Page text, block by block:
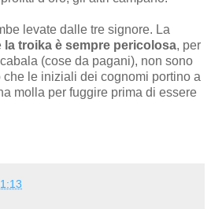
levate dalle tre signore. La
la troika è sempre pericolosa, per
(cose da pagani), non sono
che le iniziali dei cognomi portino a
molla per fuggire prima di essere